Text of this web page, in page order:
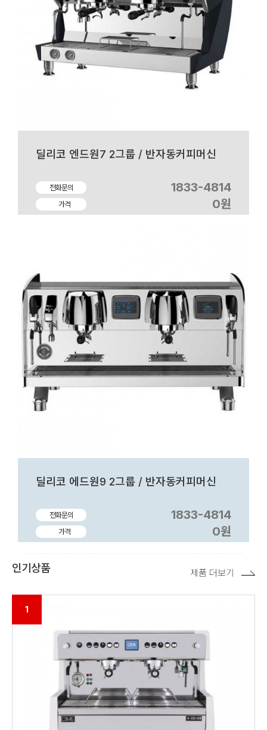
딜리코 엔드원7 2그룹 / 반자동커피머신
전화문의 1833-4814
가격 0원
딜리코 에드원9 2그룹 / 반자동커피머신
전화문의 1833-4814
가격 0원
인기상품
1
제품 더보기